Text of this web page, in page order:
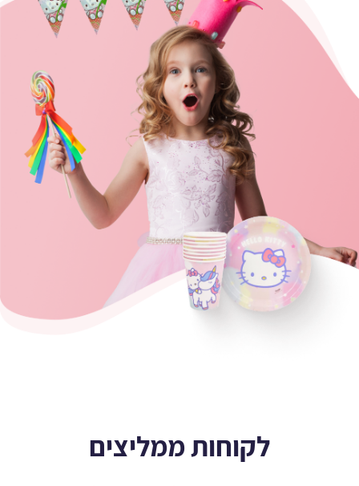
לקוחות ממליצים